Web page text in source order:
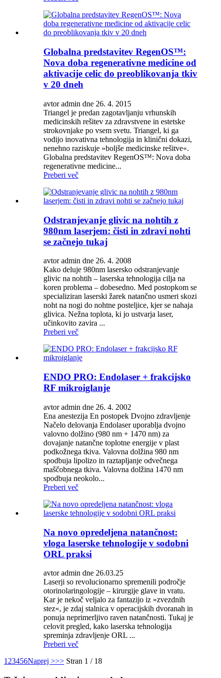
Globalna predstavitev RegenOS™:
Nova doba regenerativne medicine od
aktivacije celic do preoblikovanja tkiv
v 20 dneh
avtor admin dne 26. 4. 2015
Triangel je predan zagotavljanju vrhunskih
medicinskih rešitev za zdravstvene in estetske
strokovnjake po vsem svetu. Triangel, ki ga
vodijo inovativna tehnologija in klinični dokazi,
nenehno raziskuje »boljše medicinske rešitve«.
Globalna predstavitev RegenOS™: Nova doba
regenerativne medicine...
Preberi več
Odstranjevanje glivic na nohtih z
980nm laserjem: čisti in zdravi nohti
se začnejo tukaj
avtor admin dne 26. 4. 2008
Kako deluje 980nm lasersko odstranjevanje
glivic na nohtih – laserska tehnologija cilja na
koren problema – dobesedno. Med postopkom se
specializiran laserski žarek natančno usmeri skozi
noht na nogi do nohtne posteljice, kjer se nahaja
glivica. Nežna toplota, ki jo ustvarja laser,
učinkovito zavira ...
Preberi več
ENDO PRO: Endolaser + frakcijsko
RF mikroiglanje
avtor admin dne 26. 4. 2002
Ena anestezija En postopek Dvojno zdravljenje
Načelo delovanja Endolaser uporablja dvojno
valovno dolžino (980 nm + 1470 nm) za
dovajanje natančne toplotne energije v plast
podkožnega tkiva. Valovna dolžina 980 nm
spodbuja lipolizo in raztapljanje odvečnega
maščobnega tkiva. Valovna dolžina 1470 nm
spodbuja neokolo...
Preberi več
Na novo opredeljena natančnost:
vloga laserske tehnologije v sodobni
ORL praksi
avtor admin dne 26.03.25
Laserji so revolucionarno spremenili področje
otorinolaringologije – kirurgije glave in vratu.
Kar je nekoč veljalo za fantazijo iz »zvezdnih
stez«, je zdaj stalnica v operacijskih dvoranah in
ponuja neprimerljivo raven natančnosti. Tukaj je
celovit pregled, kako laserska tehnologija
spreminja zdravljenje ORL ...
Preberi več
1 23456Naprej >>> Stran 1 / 18